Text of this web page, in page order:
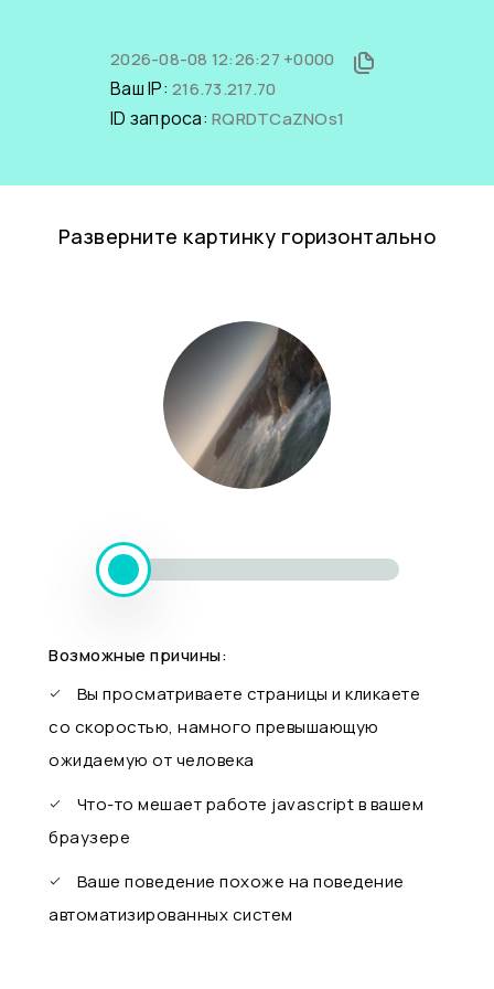
2026-08-08 12:26:27 +0000
Ваш IP: 216.73.217.70
ID запроса: RQRDTCaZNOs1
Разверните картинку горизонтально
Возможные причины:
Вы просматриваете страницы и кликаете
со скоростью, намного превышающую
ожидаемую от человека
Что-то мешает работе javascript в вашем
браузере
Ваше поведение похоже на поведение
автоматизированных систем